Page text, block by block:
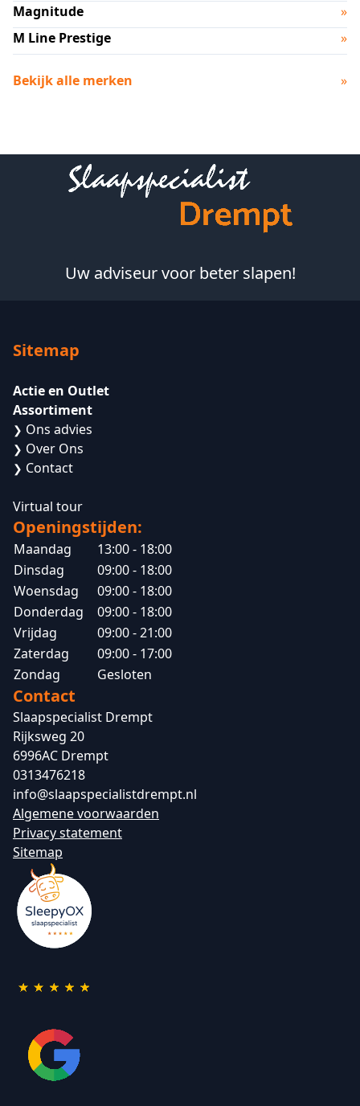
Magnitude
»
M Line Prestige
»
Bekijk alle merken »
Uw adviseur voor beter slapen!
Sitemap
Actie en Outlet
Assortiment
❯ Ons advies
❯ Over Ons
❯ Contact
Virtual tour
Openingstijden:
Maandag
13:00 - 18:00
Dinsdag
09:00 - 18:00
Woensdag
09:00 - 18:00
Donderdag
09:00 - 18:00
Vrijdag
09:00 - 21:00
Zaterdag
09:00 - 17:00
Zondag
Gesloten
Contact
Slaapspecialist Drempt
Rijksweg 20
6996AC Drempt
0313476218
info@slaapspecialistdrempt.nl
Algemene voorwaarden
Privacy statement
Sitemap